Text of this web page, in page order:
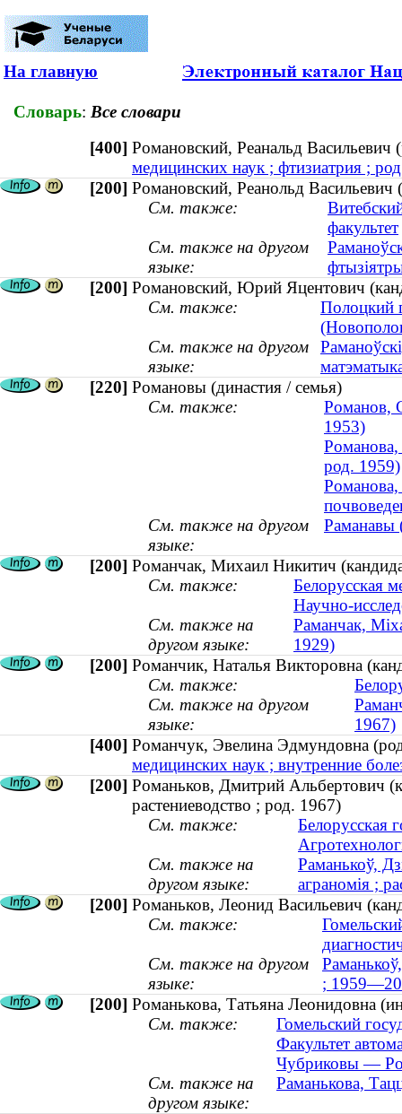
На главную
Словарь: Все словари
[400] Романовский, Реанальд
медицинских наук ; фтизиатрия ;
[200] Романовский, Реанольд
См. также:
факультет
См. также на другом
языке:
[200] Романовский, Юрий Яцентович
См. также:
Полоцкий
См. также на другом
языке:
[220] Романовы (династия / семья)
См. также:
Романов,
1953)
Романова,
род. 1959)
Романова,
См. также на другом
языке:
Раманавы
[200] Романчак, Михаил Никитич
См. также:
Белорусская
Научно-
См. также на
другом языке:
Раманчак,
1929)
[200] Романчик, Наталья Викторовна
См. также:
См. также на другом
языке:
1967)
[400] Романчук, Эвелина Эдмундовна
медицинских наук ; внутренние
[200] Романьков, Дмитрий Альбертович
растениеводство ; род. 1967)
См. также:
Белорусская
См. также на
другом языке:
Раманькоў,
аграномія ;
[200] Романьков, Леонид Васильевич
См. также:
См. также на другом
языке:
;
[200] Романькова, Татьяна Леонидовна
См. также:
Гомельский
Факультет
Чубриковы —
См. также на
другом языке:
Раманькова,